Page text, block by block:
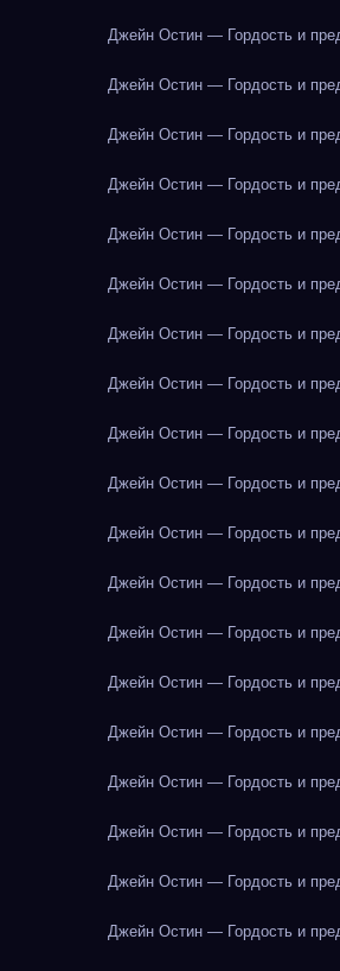
Джейн Остин — Гордость и
Джейн Остин — Гордость и
Джейн Остин — Гордость и
Джейн Остин — Гордость и
Джейн Остин — Гордость и
Джейн Остин — Гордость и
Джейн Остин — Гордость и
Джейн Остин — Гордость и
Джейн Остин — Гордость и
Джейн Остин — Гордость и
Джейн Остин — Гордость и
Джейн Остин — Гордость и
Джейн Остин — Гордость и
Джейн Остин — Гордость и
Джейн Остин — Гордость и
Джейн Остин — Гордость и
Джейн Остин — Гордость и
Джейн Остин — Гордость и
Джейн Остин — Гордость и